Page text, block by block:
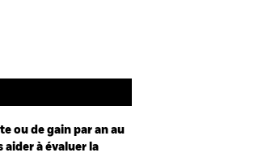
ou de gain par an au
aider à évaluer la